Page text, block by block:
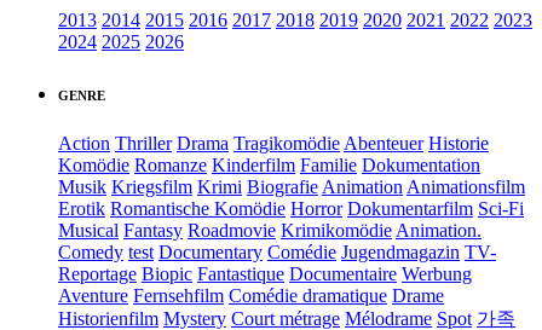
2013 2014 2015 2016 2017 2018 2019 2020 2021 2022 2023
2024 2025 2026
GENRE
Action Thriller Drama Tragikomödie Abenteuer Historie
Komödie Romanze Kinderfilm Familie Dokumentation
Musik Kriegsfilm Krimi Biografie Animation Animationsfilm
Erotik Romantische Komödie Horror Dokumentarfilm Sci-Fi
Musical Fantasy Roadmovie Krimikomödie Animation.
Comedy test Documentary Comédie Jugendmagazin TV-
Reportage Biopic Fantastique Documentaire Werbung
Aventure Fernsehfilm Comédie dramatique Drame
Historienfilm Mystery Court métrage Mélodrame Spot 가족